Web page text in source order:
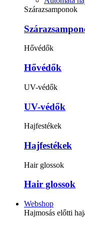
Szárazsamponok
Hővédők
Hővédők
UV-védők
UV-védők
Hajfestékek
Hajfestékek
Hair glossok
Hair glossok
Webshop
Hajmosás előtti